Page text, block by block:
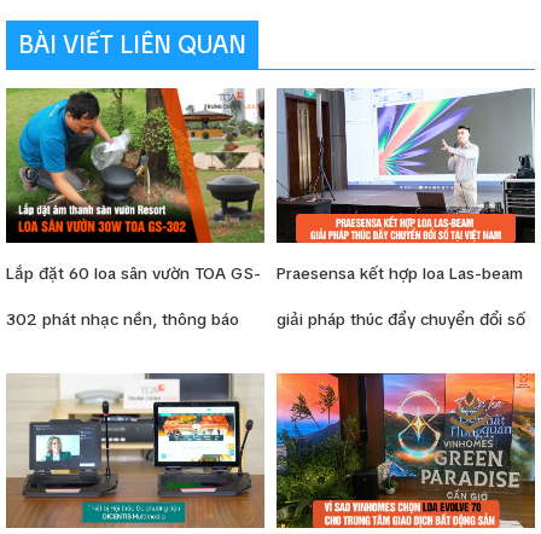
BÀI VIẾT LIÊN QUAN
Lắp đặt 60 loa sân vườn TOA GS-
302 phát nhạc nền, thông báo
Praesensa kết hợp loa Las-beam
giải pháp thúc đẩy chuyển đổi số